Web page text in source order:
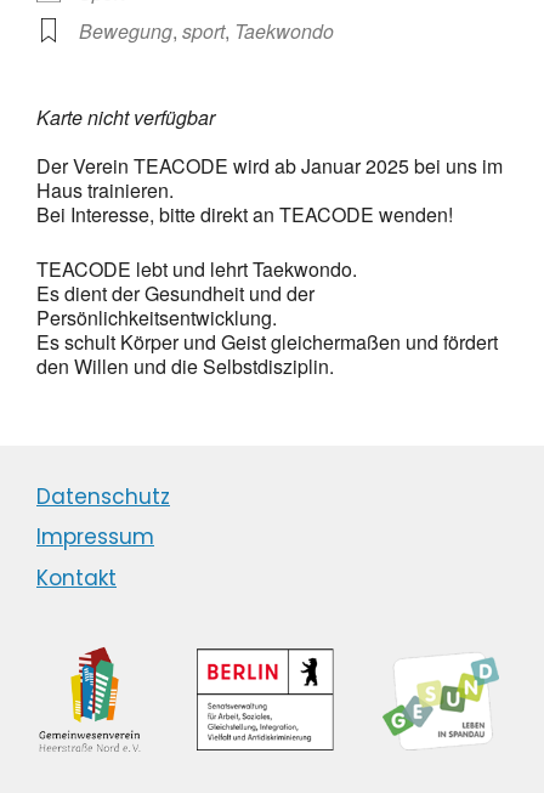
Bewegung, sport, Taekwondo
Karte nicht verfügbar
Der Verein TEACODE wird ab Januar 2025 bei uns im
Haus trainieren.
Bei Interesse, bitte direkt an TEACODE wenden!
TEACODE lebt und lehrt Taekwondo.
Es dient der Gesundheit und der
Persönlichkeitsentwicklung.
Es schult Körper und Geist gleichermaßen und fördert
den Willen und die Selbstdisziplin.
Datenschutz
Impressum
Kontakt